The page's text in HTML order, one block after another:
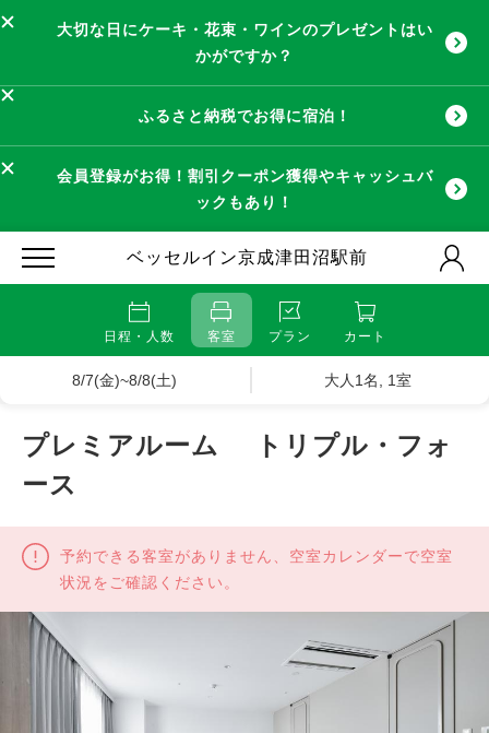
大切な日にケーキ・花束・ワインのプレゼントはい
かがですか？
ふるさと納税でお得に宿泊！
会員登録がお得！割引クーポン獲得やキャッシュバ
ックもあり！
ベッセルイン京成津田沼駅前
日程・人数 客室 プラン カート
8/7(金)~8/8(土) 大人1名, 1室
プレミアルーム トリプル・フォ
ース
予約できる客室がありません、空室カレンダーで空室
状況をご確認ください。